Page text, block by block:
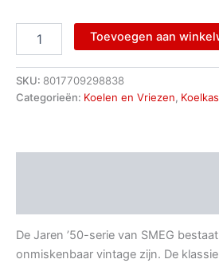
Toevoegen aan
SKU: 8017709298838
Categorieën: Koelen en Vriezen,
De Jaren ’50-serie van SMEG
onmiskenbaar vintage zijn. De